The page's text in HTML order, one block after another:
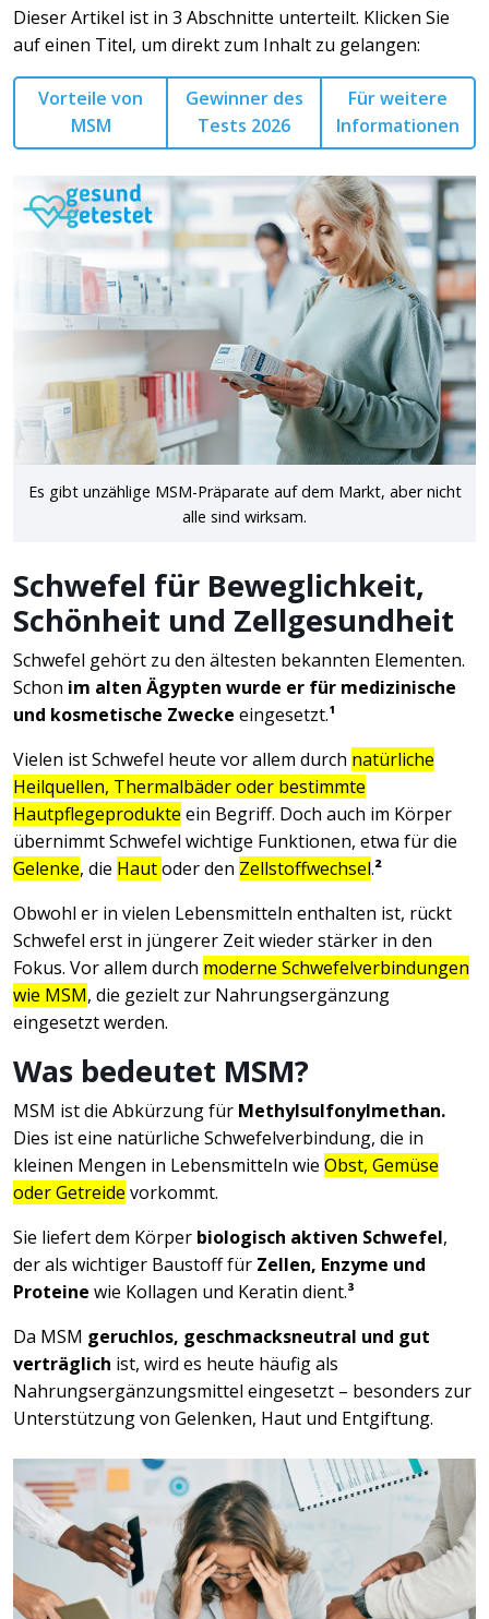
Dieser Artikel ist in 3 Abschnitte unterteilt. Klicken Sie
auf einen Titel, um direkt zum Inhalt zu gelangen:
Vorteile von
MSM
Gewinner des
Tests 2026
Für weitere
Informationen
Es gibt unzählige MSM-Präparate auf dem Markt, aber nicht
alle sind wirksam.
Schwefel für Beweglichkeit,
Schönheit und Zellgesundheit
Schwefel gehört zu den ältesten bekannten Elementen.
Schon im alten Ägypten wurde er für medizinische
und kosmetische Zwecke eingesetzt.¹
Vielen ist Schwefel heute vor allem durch natürliche
Heilquellen, Thermalbäder oder bestimmte
Hautpflegeprodukte ein Begriff. Doch auch im Körper
übernimmt Schwefel wichtige Funktionen, etwa für die
Gelenke, die Hautoder den Zellstoffwechsel.²
Obwohl er in vielen Lebensmitteln enthalten ist, rückt
Schwefel erst in jüngerer Zeit wieder stärker in den
Fokus. Vor allem durch moderne Schwefelverbindungen
wie MSM, die gezielt zur Nahrungsergänzung
eingesetzt werden.
Was bedeutet MSM?
MSM ist die Abkürzung für Methylsulfonylmethan.
Dies ist eine natürliche Schwefelverbindung, die in
kleinen Mengen in Lebensmitteln wie Obst, Gemüse
oder Getreide vorkommt.
Sie liefert dem Körper biologisch aktiven Schwefel,
der als wichtiger Baustoff für Zellen, Enzyme und
Proteine wie Kollagen und Keratin dient.³
Da MSM geruchlos, geschmacksneutral und gut
verträglich ist, wird es heute häufig als
Nahrungsergänzungsmittel eingesetzt – besonders zur
Unterstützung von Gelenken, Haut und Entgiftung.